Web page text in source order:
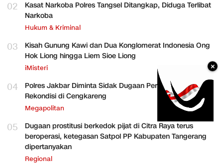
02
Kasat Narkoba Polres Tangsel Ditangkap, Diduga Terlibat
Narkoba
Hukum & Kriminal
03
Kisah Gunung Kawi dan Dua Konglomerat Indonesia Ong
Hok Liong hingga Liem Sioe Liong
iMisteri
04
Polres Jakbar Diminta Sidak Dugaan Perakitan HP
Rekondisi di Cengkareng
Megapolitan
05
Dugaan prostitusi berkedok pijat di Citra Raya terus
beroperasi, ketegasan Satpol PP Kabupaten Tangerang
dipertanyakan
Regional
×